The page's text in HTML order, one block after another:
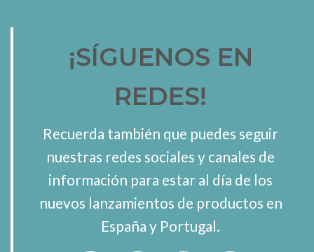
¡SÍGUENOS EN
REDES!
Recuerda también que puedes seguir
nuestras redes sociales y canales de
información para estar al día de los
nuevos lanzamientos de productos en
España y Portugal.